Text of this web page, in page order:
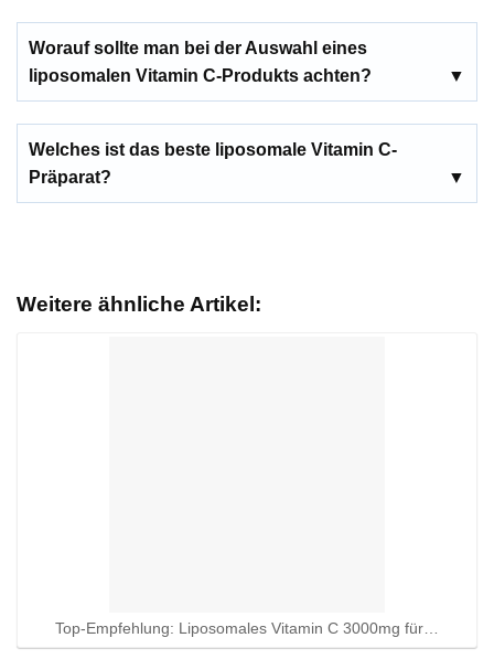
Worauf sollte man bei der Auswahl eines
liposomalen Vitamin C-Produkts achten?
Welches ist das beste liposomale Vitamin C-
Präparat?
Weitere ähnliche Artikel:
Top-Empfehlung: Liposomales Vitamin C 3000mg für…